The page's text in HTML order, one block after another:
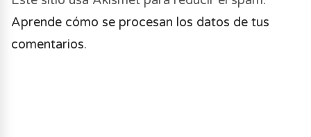
Aprende cómo se procesan los datos de tus
comentarios.